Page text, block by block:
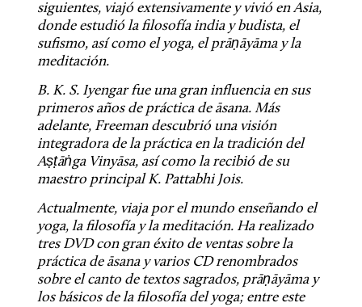
siguientes, viajó extensivamente y vivió en Asia,
donde estudió la filosofía india y budista, el
sufismo, así como el yoga, el prāṇāyāma y la
meditación.
B. K. S. Iyengar fue una gran influencia en sus
primeros años de práctica de āsana. Más
adelante, Freeman descubrió una visión
integradora de la práctica en la tradición del
Aṣṭāṅga Vinyāsa, así como la recibió de su
maestro principal K. Pattabhi Jois.
Actualmente, viaja por el mundo enseñando el
yoga, la filosofía y la meditación. Ha realizado
tres DVD con gran éxito de ventas sobre la
práctica de āsana y varios CD renombrados
sobre el canto de textos sagrados, prāṇāyāma y
los básicos de la filosofía del yoga; entre este